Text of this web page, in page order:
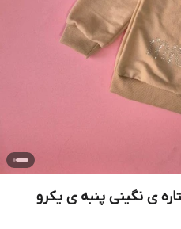
ی نگینی پنبه ی یکرو